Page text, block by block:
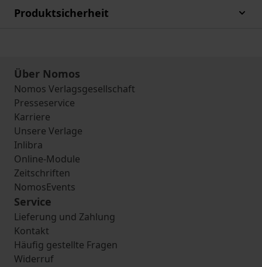
Produktsicherheit
Über Nomos
Nomos Verlagsgesellschaft
Presseservice
Karriere
Unsere Verlage
Inlibra
Online-Module
Zeitschriften
NomosEvents
Service
Lieferung und Zahlung
Kontakt
Häufig gestellte Fragen
Widerruf